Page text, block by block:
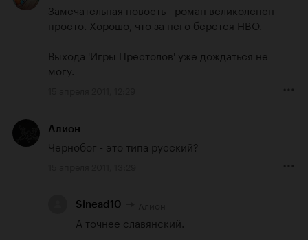
Замечательная новость - роман великолепен
просто. Хорошо, что за него берется HBO.
Выхода 'Игры Престолов' уже дождаться не
могу.
Алион
Чернобог - это типа русский?
Sinead10
А точнее славянский.